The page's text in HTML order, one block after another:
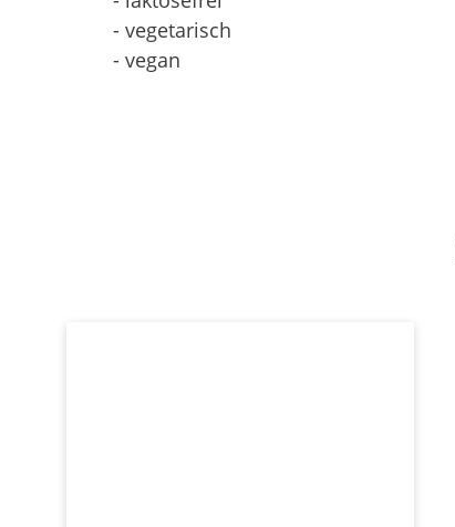
- vegetarisch
- vegan